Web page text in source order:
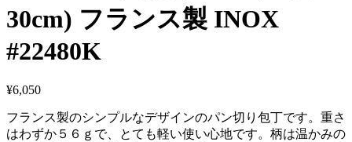
30cm) フランス製 INOX
#22480K
¥6,050
フランス製のシンプルなデザインのパン切り包丁です。重さ
はわずか５６ｇで、とても軽い使い心地です。柄は温かみの